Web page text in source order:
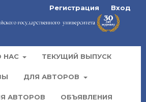
НАС ТЕКУЩИЙ ВЫПУСК
ДЛЯ АВТОРОВ
АВТОРОВ ОБЪЯВЛЕНИЯ
Регистрация Вход